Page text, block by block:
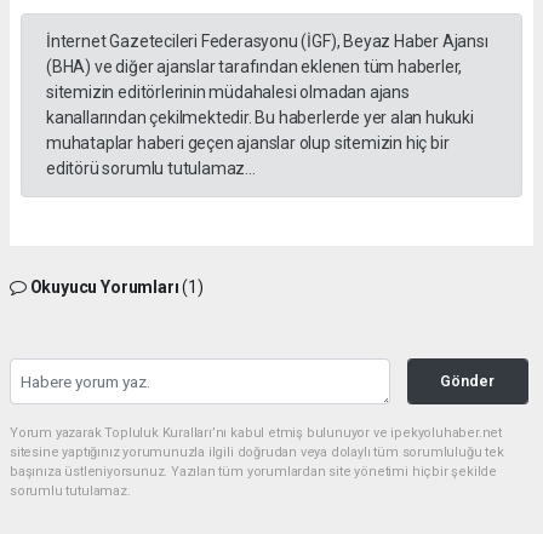
İnternet Gazetecileri Federasyonu (İGF), Beyaz Haber Ajansı
(BHA) ve diğer ajanslar tarafından eklenen tüm haberler,
sitemizin editörlerinin müdahalesi olmadan ajans
kanallarından çekilmektedir. Bu haberlerde yer alan hukuki
muhataplar haberi geçen ajanslar olup sitemizin hiç bir
editörü sorumlu tutulamaz...
Okuyucu Yorumları(1)
Gönder
Yorum yazarak Topluluk Kuralları’nı kabul etmiş bulunuyor ve ipekyoluhaber.net
sitesine yaptığınız yorumunuzla ilgili doğrudan veya dolaylı tüm sorumluluğu tek
başınıza üstleniyorsunuz. Yazılan tüm yorumlardan site yönetimi hiçbir şekilde
sorumlu tutulamaz.